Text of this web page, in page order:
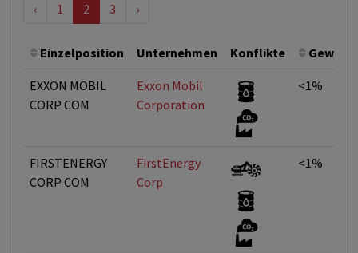
‹ 1 2 3 ›
Einzelposition Unternehmen Konflikte
EXXON MOBIL
CORP COM
Exxon Mobil
Corporation
<1%
FIRSTENERGY
CORP COM
FirstEnergy
Corp
<1%